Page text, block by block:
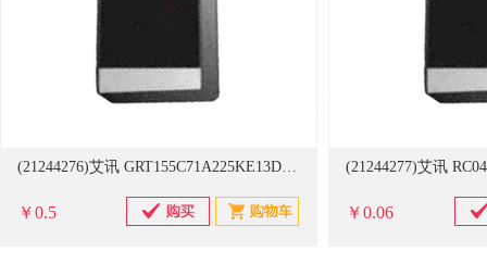
(21244276)艾讯 GRT155C71A225KE13D ±1% 电阻(单位：只)
￥0.5 ￥0.06